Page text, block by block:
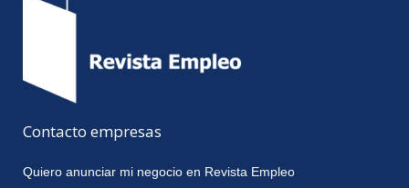
Contacto empresas
Quiero anunciar mi negocio en Revista Empleo